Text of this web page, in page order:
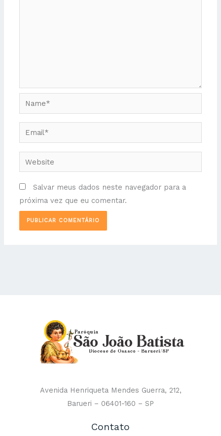
Name*
Email*
Website
Salvar meus dados neste navegador para a
próxima vez que eu comentar.
Avenida Henriqueta Mendes Guerra, 212,
Barueri – 06401-160 – SP
Contato